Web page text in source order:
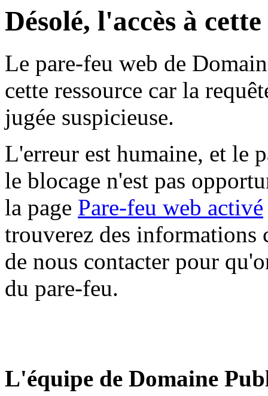
Désolé, l'accès à
Le pare-feu web de
cette ressource car la
jugée suspicieuse.
L'erreur est humaine, et le
le blocage n'est pas
la page Pare-feu web activé
trouverez des informations
de nous contacter pour
du pare-feu.
L'équipe de Domaine